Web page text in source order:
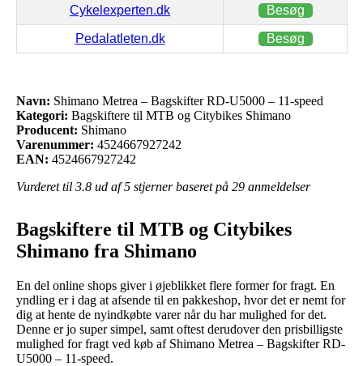
Cykelexperten.dk Besøg
Pedalatleten.dk Besøg
Navn: Shimano Metrea – Bagskifter RD-U5000 – 11-speed
Kategori: Bagskiftere til MTB og Citybikes Shimano
Producent: Shimano
Varenummer: 4524667927242
EAN: 4524667927242
Vurderet til 3.8 ud af 5 stjerner baseret på 29 anmeldelser
Bagskiftere til MTB og Citybikes
Shimano fra Shimano
En del online shops giver i øjeblikket flere former for fragt. En
yndling er i dag at afsende til en pakkeshop, hvor det er nemt for
dig at hente de nyindkøbte varer når du har mulighed for det.
Denne er jo super simpel, samt oftest derudover den prisbilligste
mulighed for fragt ved køb af Shimano Metrea – Bagskifter RD-
U5000 – 11-speed.